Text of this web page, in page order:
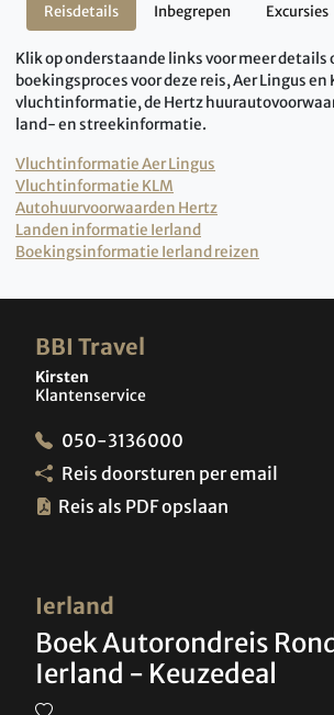
Reisdetails Inbegrepen Excursies
Klik op onderstaande links voor meer details
boekingsproces voor deze reis, Aer Lingus en
vluchtinformatie, de Hertz
land- en streekinformatie.
Vluchtinformatie Aer Lingus
Vluchtinformatie KLM
Autohuurvoorwaarden Hertz
Landen informatie Ierland
Boekingsinformatie Ierland reizen
Ierland
Boek Autorondreis
Ierland - Keuzedeal
BBI Travel
Kirsten
Klantenservice
050-3136000
Reis doorsturen per email
Reis als PDF opslaan